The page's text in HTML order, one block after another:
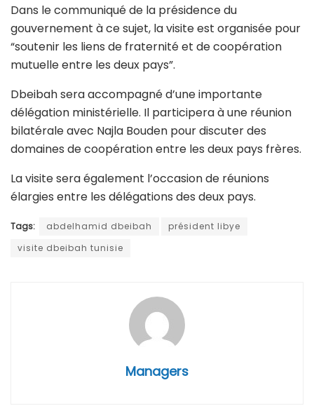
Dans le communiqué de la présidence du
gouvernement à ce sujet, la visite est organisée pour
“soutenir les liens de fraternité et de coopération
mutuelle entre les deux pays”.
Dbeibah sera accompagné d’une importante
délégation ministérielle. Il participera à une réunion
bilatérale avec Najla Bouden pour discuter des
domaines de coopération entre les deux pays frères.
La visite sera également l’occasion de réunions
élargies entre les délégations des deux pays.
Tags: abdelhamid dbeibah
président libye
visite dbeibah tunisie
Managers